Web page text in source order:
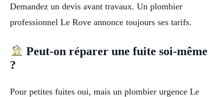
Demandez un devis avant travaux. Un plombier
professionnel Le Rove annonce toujours ses tarifs.
Peut-on réparer une fuite soi-même
?
Pour petites fuites oui, mais un plombier urgence Le